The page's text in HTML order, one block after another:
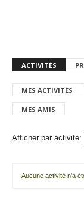
ACTIVITÉS
MES ACTIVITÉS
MES AMIS
Afficher par activité:
Aucune activité n'a